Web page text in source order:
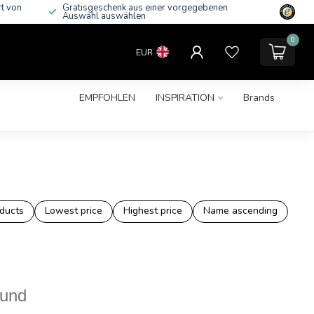
von Gratisgeschenk aus einer vorgegebenen
Auswahl auswählen
EUR
0
EMPFOHLEN INSPIRATION
Brands
Lowest price Highest price
Name ascending